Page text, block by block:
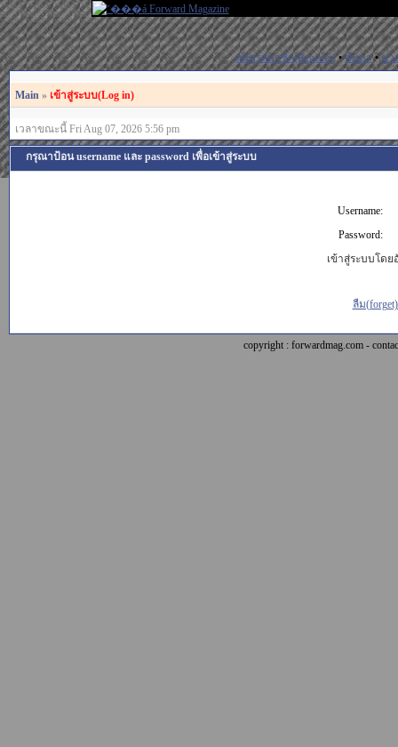
สมัครสมาชิก(Register)•ค้นหา•ช่ว
Main » เข้าสู่ระบบ(Log in)
เวลาขณะนี้ Fri Aug 07, 2026 5:56 pm
กรุณาป้อน username และ password เพื่อเข้าสู่ระบบ
Username:
Password:
เข้าสู่ระบบโดย
ลืม
copyright : forwardmag.com -